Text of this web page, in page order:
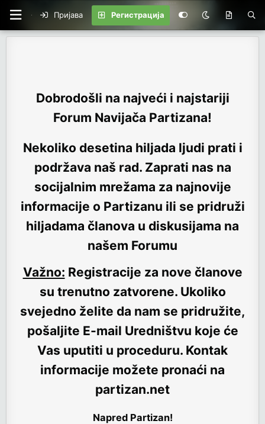
Пријава Регистрација
Dobrodošli na najveći i najstariji
Forum Navijača Partizana!
Nekoliko desetina hiljada ljudi prati i
podržava naš rad. Zaprati nas na
socijalnim mrežama za najnovije
informacije o Partizanu ili se pridruži
hiljadama članova u diskusijama na
našem Forumu
Važno: Registracije za nove članove
su trenutno zatvorene. Ukoliko
svejedno želite da nam se pridružite,
pošaljite E-mail Uredništvu koje će
Vas uputiti u proceduru. Kontak
informacije možete pronaći na
partizan.net
Napred Partizan!